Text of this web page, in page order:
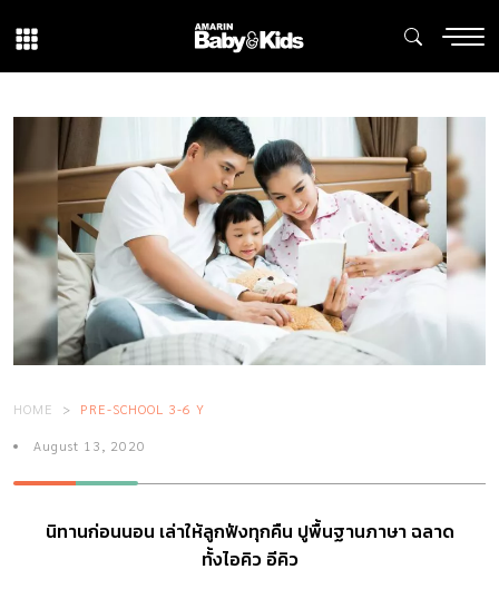
HOME PRE-SCHOOL 3-6 Y
August 13, 2020
นิทานก่อนนอน เล่าให้ลูกฟังทุกคืน ปูพื้นฐานภาษา ฉลาด
ทั้งไอคิว อีคิว